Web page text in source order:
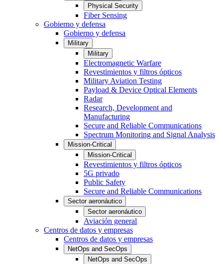
Physical Security
Fiber Sensing
Gobierno y defensa
Gobierno y defensa
Military
Military
Electromagnetic Warfare
Revestimientos y filtros ópticos
Military Aviation Testing
Payload & Device Optical Elements
Radar
Research, Development and
Manufacturing
Secure and Reliable Communications
Spectrum Monitoring and Signal Analysis
Mission-Critical
Mission-Critical
Revestimientos y filtros ópticos
5G privado
Public Safety
Secure and Reliable Communications
Sector aeronáutico
Sector aeronáutico
Aviación general
Centros de datos y empresas
Centros de datos y empresas
NetOps and SecOps
NetOps and SecOps